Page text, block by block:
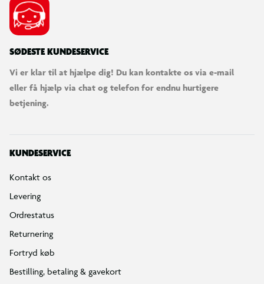
SØDESTE KUNDESERVICE
Vi er klar til at hjælpe dig! Du kan kontakte os via e-mail
eller få hjælp via chat og telefon for endnu hurtigere
betjening.
KUNDESERVICE
Kontakt os
Levering
Ordrestatus
Returnering
Fortryd køb
Bestilling, betaling & gavekort